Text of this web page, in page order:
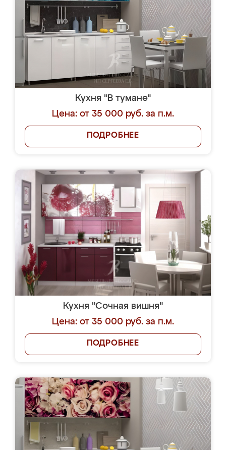
Кухня "В тумане"
Цена: от 35 000 руб. за п.м.
ПОДРОБНЕЕ
Кухня "Сочная вишня"
Цена: от 35 000 руб. за п.м.
ПОДРОБНЕЕ